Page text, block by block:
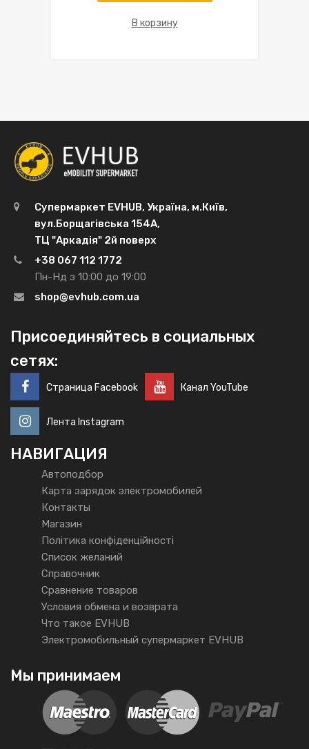
В корзину
Супермаркет EVHUB, Україна, м.Київ,
вул.Борщагівська 154А,
ТЦ "Аркадія" 2й поверх
+38 067 112 1772
Пн-Нд з 10:00 до 19:00
shop@evhub.com.ua
Присоединяйтесь в социальных
сетях:
Страница Facebook Канал YouTube
Лента Instagram
НАВИГАЦИЯ
Автоподбор
Карта зарядок электромобилей
Контакты
Магазин
Політика конфіденційності
Список желаний
Справочник
Сравнение товаров
Условия обмена и возврата
Что такое EVHUB
Электромобильный супермаркет EVHUB
Мы принимаем